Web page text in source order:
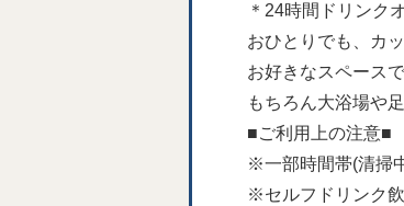
＊24時間ドリンク
おひとりでも、カ
お好きなスペース
もちろん大浴場や
■ご利用上の注意■
※一部時間帯(清掃
※セルフドリンク